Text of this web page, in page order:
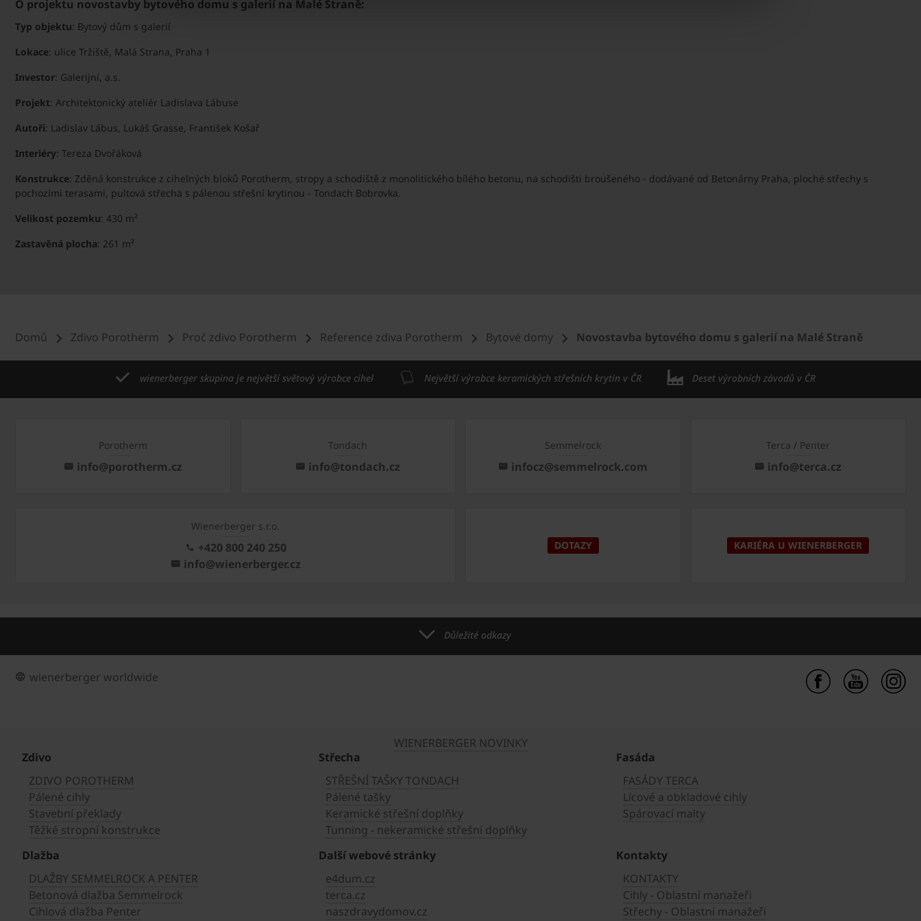
O projektu novostavby bytového domu s galerií na Malé Straně:
Typ objektu: Bytový dům s galerií
Lokace: ulice Tržiště, Malá Strana, Praha 1
Investor: Galerijní, a.s.
Projekt: Architektonický ateliér Ladislava Lábuse
Autoři: Ladislav Lábus, Lukáš Grasse, František Košař
Interiéry: Tereza Dvořáková
Konstrukce: Zděná konstrukce z cihelných bloků Porotherm, stropy a schodiště z monolitického bílého betonu, na schodišti broušeného - dodávané od Betonárny Praha, ploché střechy s
pochozími terasami, pultová střecha s pálenou střešní krytinou - Tondach Bobrovka.
Velikost pozemku: 430 m²
Zastavěná plocha: 261 m²
Domů Zdivo Porotherm Proč zdivo Porotherm Reference zdiva Porotherm Bytové domy Novostavba bytového domu s galerií na Malé Straně
wienerberger skupina je největší světový výrobce cihel Největší výrobce keramických střešních krytin v ČR Deset výrobních závodů v ČR
Porotherm
info@porotherm.cz
Tondach
info@tondach.cz
Semmelrock
infocz@semmelrock.com
Terca / Penter
info@terca.cz
Wienerberger s.r.o.
+420 800 240 250
info@wienerberger.cz
DOTAZY KARIÉRA U WIENERBERGER
Důležité odkazy
wienerberger worldwide
WIENERBERGER NOVINKY
Zdivo
ZDIVO POROTHERM
Pálené cihly
Stavební překlady
Těžké stropní konstrukce
Střecha
STŘEŠNÍ TAŠKY TONDACH
Pálené tašky
Keramické střešní doplňky
Tunning - nekeramické střešní doplňky
Fasáda
FASÁDY TERCA
Lícové a obkladové cihly
Spárovací malty
Dlažba
DLAŽBY SEMMELROCK A PENTER
Betonová dlažba Semmelrock
Cihlová dlažba Penter
Další webové stránky
e4dum.cz
terca.cz
naszdravydomov.cz
Kontakty
KONTAKTY
Cihly - Oblastní manažeři
Střechy - Oblastní manažeři